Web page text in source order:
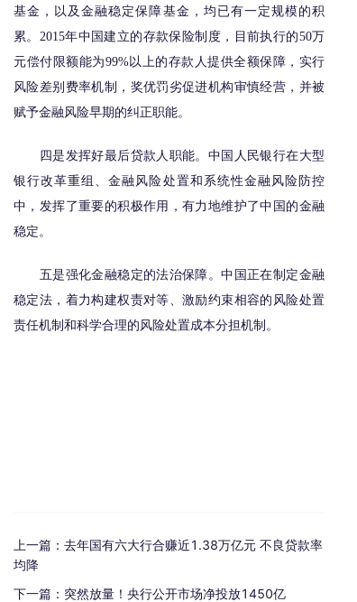
基金，以及金融稳定保障基金，均已有一定规模的积
累。2015年中国建立的存款保险制度，目前执行的50万
元偿付限额能为99%以上的存款人提供全额保障，实行
风险差别费率机制，奖优罚劣促进机构审慎经营，并被
赋予金融风险早期的纠正职能。
四是发挥好最后贷款人职能。中国人民银行在大型
银行改革重组、金融风险处置和系统性金融风险防控
中，发挥了重要的积极作用，有力地维护了中国的金融
稳定。
五是强化金融稳定的法治保障。中国正在制定金融
稳定法，着力构建权责对等、激励约束相容的风险处置
责任机制和科学合理的风险处置成本分担机制。
上一篇： 去年国有六大行合赚近1.38万亿元 不良贷款率
均降
下一篇： 突然放量！央行公开市场净投放1450亿